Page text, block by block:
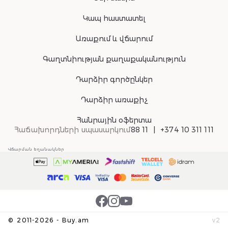
Կապ հաստատել
Առաքում և վճարում
Գաղտնիության քաղաքականություն
Դարձիր գործընկեր
Դարձիր առաքիչ
Հանրային օֆերտա
Հաճախորդների սպասարկում88 11 +374 10 311 111
© 2011-2026 - Buy.am v2
Վճարման եղանակներ